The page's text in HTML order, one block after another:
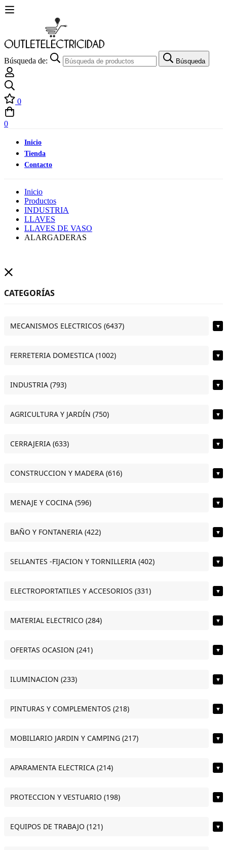
Búsqueda de: Búsqueda
0
0
Inicio
Tienda
Contacto
Inicio
Productos
INDUSTRIA
LLAVES
LLAVES DE VASO
ALARGADERAS
CATEGORÍAS
MECANISMOS ELECTRICOS (6437) ▼
FERRETERIA DOMESTICA (1002) ▼
INDUSTRIA (793) ▼
AGRICULTURA Y JARDÍN (750) ▼
CERRAJERIA (633) ▼
CONSTRUCCION Y MADERA (616) ▼
MENAJE Y COCINA (596) ▼
BAÑO Y FONTANERIA (422) ▼
SELLANTES -FIJACION Y TORNILLERIA (402) ▼
ELECTROPORTATILES Y ACCESORIOS (331) ▼
MATERIAL ELECTRICO (284) ▼
OFERTAS OCASION (241) ▼
ILUMINACION (233) ▼
PINTURAS Y COMPLEMENTOS (218) ▼
MOBILIARIO JARDIN Y CAMPING (217) ▼
APARAMENTA ELECTRICA (214) ▼
PROTECCION Y VESTUARIO (198) ▼
EQUIPOS DE TRABAJO (121) ▼